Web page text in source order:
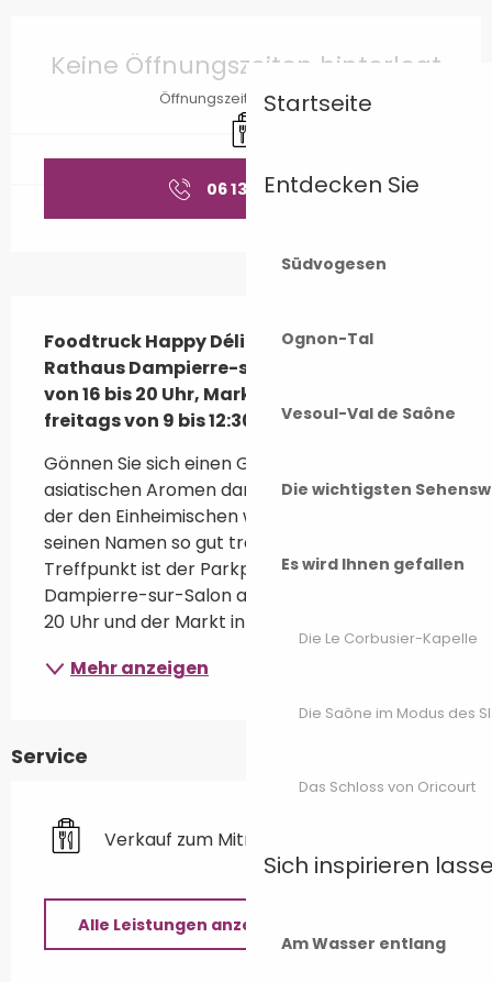
Startseite
Entdecken Sie
Südvogesen
Ognon-Tal
Vesoul-Val de Saône
Die wichtigsten
Es wird Ihnen gefallen
Die Le Corbusier-Kapelle
Die Saône im Modus des
Das Schloss von Oricourt
Sich inspirieren
Am Wasser entlang
Keine Öffnungszeiten hinterlegt
Öffnungszeiten ansehen
Verkauf zum Mitnehmen
06 13 90 04▒▒
Foodtruck Happy Délices: Parkplatz
Rathaus Dampierre-sur-Salon mittwochs
von 16 bis 20 Uhr, Markt in Lavoncourt
freitags von 9 bis 12:30 Uhr.
Gönnen Sie sich einen Gourmetmoment mit
asiatischen Aromen dank dieses Foodtrucks,
der den Einheimischen wohlbekannt ist und
seinen Namen so gut trägt: Happy Délices!
Treffpunkt ist der Parkplatz des Rathauses in
Dampierre-sur-Salon am Mittwoch von 16 bis
20 Uhr und der Markt in Lavoncourt am...
Mehr anzeigen
Service
Verkauf zum Mitnehmen
Alle Leistungen anzeigen